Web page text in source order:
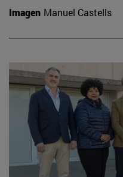
Imagen Manuel Castells